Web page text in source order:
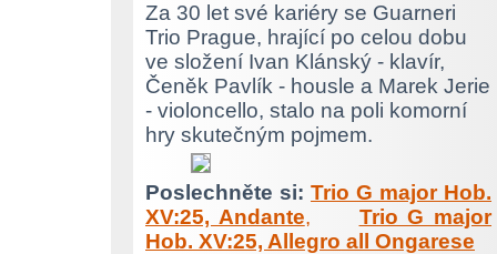
Za 30 let své kariéry se Guarneri
Trio Prague, hrající po celou dobu
ve složení Ivan Klánský - klavír,
Čeněk Pavlík - housle a Marek Jerie
- violoncello, stalo na poli komorní
hry skutečným pojmem.
Poslechněte si: Trio G major Hob.
XV:25, Andante, Trio G major
Hob. XV:25, Allegro all Ongarese